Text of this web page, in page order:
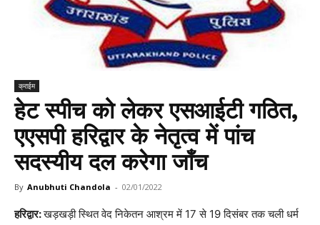
क्राईम
हेट स्पीच को लेकर एसआईटी गठित,
एएसपी हरिद्वार के नेतृत्व में पांच
सदस्यीय दल करेगा जाँच
By Anubhuti Chandola - 02/01/2022
हरिद्वार:खड़खड़ी स्थित वेद निकेतन आश्रम में 17 से 19 दिसंबर तक चली धर्म